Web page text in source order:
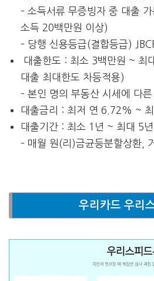
– 소득서류 무증빙자 중 대출
소득 20백만원 이상)
– 당행 신용등급(결합등급)
대출한도 : 최소 3백만원 ~ 최
대출 최대한도 차등적용)
– 본인 명의 부동산 시세에 다
대출금리 : 최저 연 6.72% ~
대출기간 : 최소 1년 ~ 최대 5년
– 매월 원(리)금균등분할상환,
우리카드 우리